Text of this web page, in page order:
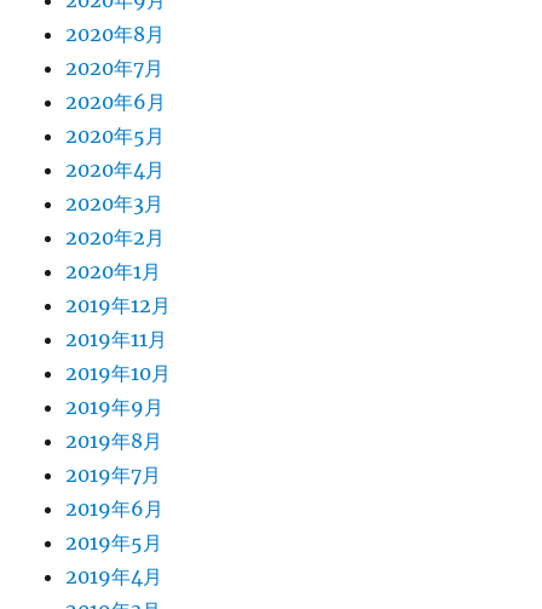
2020年8月
2020年7月
2020年6月
2020年5月
2020年4月
2020年3月
2020年2月
2020年1月
2019年12月
2019年11月
2019年10月
2019年9月
2019年8月
2019年7月
2019年6月
2019年5月
2019年4月